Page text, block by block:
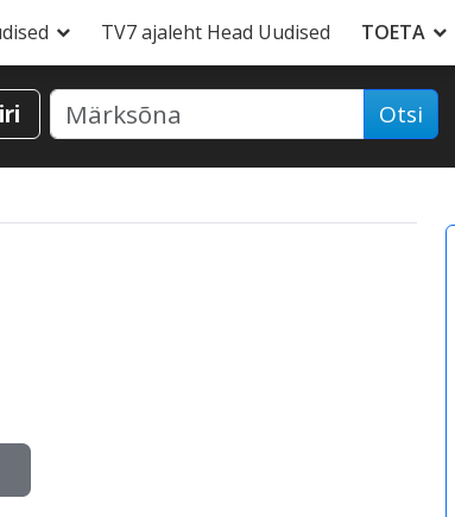
TV7 ajaleht Head Uudised TOETA
Otsi